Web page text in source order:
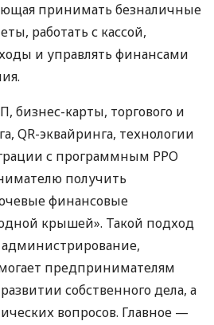
принимать безналичные
работать с кассой,
и управлять финансами
бизнес-карты, торгового и
QR-эквайринга, технологии
с программным РРО
получить
финансовые
крышей». Такой подход
предпринимателям
собственного дела, а
вопросов. Главное —